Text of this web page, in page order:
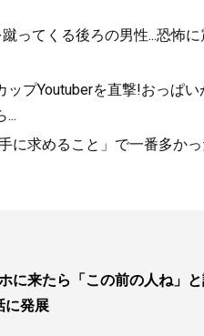
ってくる後ろの男性...恐怖
プYoutuberを直撃!おっぱ
...
求めること」で一番多かっ
に来たら「この前の人ね」
に発展